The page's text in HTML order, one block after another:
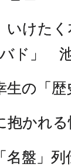
いけたく
ド」
の「歴
かれ
盤」